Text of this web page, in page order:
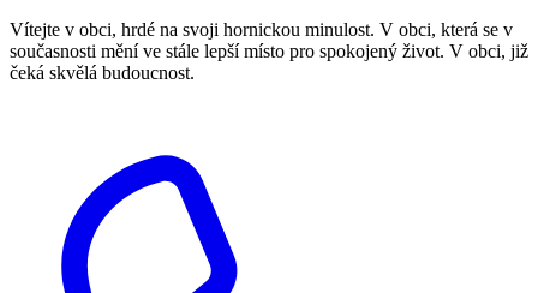
Vítejte v obci, hrdé na svoji hornickou minulost. V obci, která se v
současnosti mění ve stále lepší místo pro spokojený život. V obci, již
čeká skvělá budoucnost.